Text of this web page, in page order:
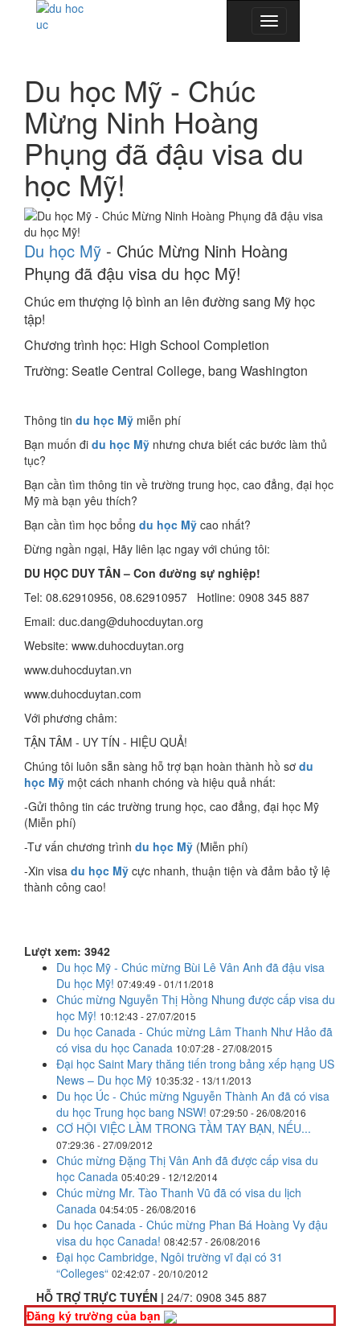
Toggle
navigation
Du học Mỹ - Chúc
Mừng Ninh Hoàng
Phụng đã đậu visa du
học Mỹ!
Du học Mỹ - Chúc Mừng Ninh Hoàng
Phụng đã đậu visa du học Mỹ!
Chúc em thượng lộ bình an lên đường sang Mỹ học
tập!
Chương trình học: High School Completion
Trường: Seatle Central College, bang Washington
Thông tin du học Mỹ miễn phí
Bạn muốn đi du học Mỹ nhưng chưa biết các bước làm thủ
tục?
Bạn cần tìm thông tin về trường trung học, cao đẳng, đại học
Mỹ mà bạn yêu thích?
Bạn cần tìm học bổng du học Mỹ cao nhất?
Đừng ngần ngại, Hãy liên lạc ngay với chúng tôi:
DU HỌC DUY TÂN – Con đường sự nghiệp!
Tel: 08.62910956, 08.62910957 Hotline: 0908 345 887
Email: duc.dang@duhocduytan.org
Website: www.duhocduytan.org
www.duhocduytan.vn
www.duhocduytan.com
Với phương châm:
TẬN TÂM - UY TÍN - HIỆU QUẢ!
Chúng tôi luôn sẵn sàng hỗ trợ bạn hoàn thành hồ sơ du
học Mỹ một cách nhanh chóng và hiệu quả nhất:
-Gửi thông tin các trường trung học, cao đẳng, đại học Mỹ
(Miễn phí)
-Tư vấn chương trình du học Mỹ (Miễn phí)
-Xin visa du học Mỹ cực nhanh, thuận tiện và đảm bảo tỷ lệ
thành công cao!
Lượt xem: 3942
Du học Mỹ - Chúc mừng Bùi Lê Vân Anh đã đậu visa
Du học Mỹ! 07:49:49 - 01/11/2018
Chúc mừng Nguyễn Thị Hồng Nhung được cấp visa du
học Mỹ! 10:12:43 - 27/07/2015
Du học Canada - Chúc mừng Lâm Thanh Như Hảo đã
có visa du học Canada 10:07:28 - 27/08/2015
Đại học Saint Mary thăng tiến trong bảng xếp hạng US
News – Du học Mỹ 10:35:32 - 13/11/2013
Du học Úc - Chúc mừng Nguyễn Thành An đã có visa
du học Trung học bang NSW! 07:29:50 - 26/08/2016
CƠ HỘI VIỆC LÀM TRONG TẦM TAY BẠN, NẾU...
07:29:36 - 27/09/2012
Chúc mừng Đặng Thị Vân Anh đã được cấp visa du
học Canada 05:40:29 - 12/12/2014
Chúc mừng Mr. Tào Thanh Vũ đã có visa du lịch
Canada 04:54:05 - 26/08/2016
Du học Canada - Chúc mừng Phan Bá Hoàng Vy đậu
visa du học Canada! 08:42:57 - 26/08/2016
Đại học Cambridge, Ngôi trường vĩ đại có 31
“Colleges“ 02:42:07 - 20/10/2012
HỖ TRỢ TRỰC TUYẾN | 24/7: 0908 345 887
Đăng ký trường của bạn